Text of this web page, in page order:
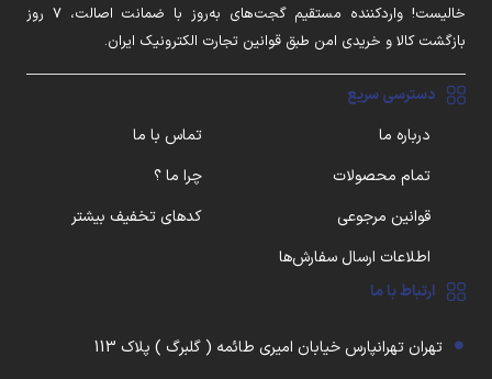
خالیست! واردکننده مستقیم گجت‌های به‌روز با ضمانت اصالت، ۷ روز
بازگشت کالا و خریدی امن طبق قوانین تجارت الکترونیک ایران.
دسترسی سریع
درباره ما
تماس با ما
تمام محصولات
چرا ما ؟
قوانین مرجوعی
کدهای تخفیف بیشتر
اطلاعات ارسال سفارش‌ها
ارتباط با ما
تهران تهرانپارس خیابان امیری طائمه ( گلبرگ ) پلاک 113